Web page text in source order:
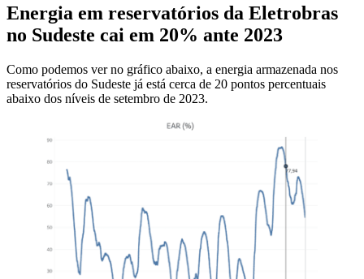
Energia em reservatórios da Eletrobras
no Sudeste cai em 20% ante 2023
Como podemos ver no gráfico abaixo, a energia armazenada nos
reservatórios do Sudeste já está cerca de 20 pontos percentuais
abaixo dos níveis de setembro de 2023.